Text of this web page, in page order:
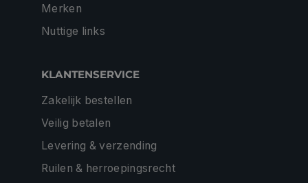
Merken
Nuttige links
KLANTENSERVICE
Zakelijk bestellen
Veilig betalen
Levering & verzending
Ruilen & herroepingsrecht